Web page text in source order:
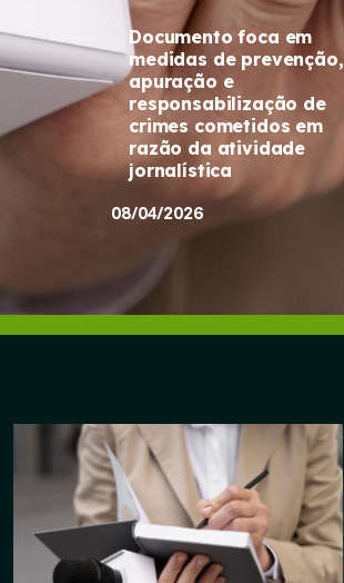
Documento foca em
medidas de prevenção,
apuração e
responsabilização de
crimes cometidos em
razão da atividade
jornalística
08/04/2026